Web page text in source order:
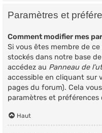
Paramètres et
Comment modifier mes
Si vous êtes membre de
stockés dans notre base
accédez au Panneau de
accessible en cliquant sur
pages du forum). Cela
paramètres et
Haut